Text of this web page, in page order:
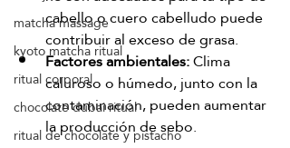
matcha massage
kyoto matcha ritual
ritual corporal
chocolate dubai ritual
ritual de chocolate y pistacho
cabello o cuero cabelludo puede
contribuir al exceso de grasa.
Factores ambientales: Clima
caluroso o húmedo, junto con la
contaminación, pueden aumentar
la producción de sebo.